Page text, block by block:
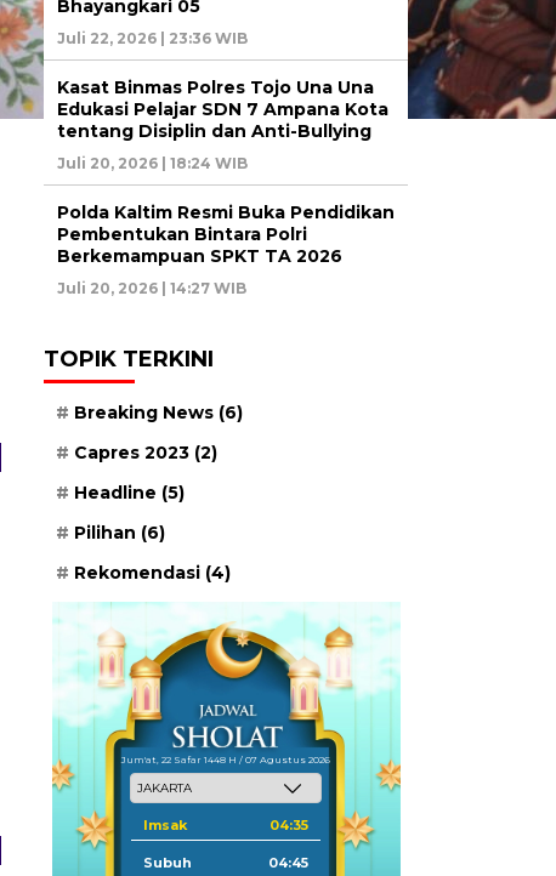
Bhayangkari 05
Juli 22, 2026 | 23:36 WIB
Kasat Binmas Polres Tojo Una Una
Edukasi Pelajar SDN 7 Ampana Kota
tentang Disiplin dan Anti-Bullying
Juli 20, 2026 | 18:24 WIB
Polda Kaltim Resmi Buka Pendidikan
Pembentukan Bintara Polri
Berkemampuan SPKT TA 2026
Juli 20, 2026 | 14:27 WIB
TOPIK TERKINI
Breaking News (6)
Capres 2023 (2)
Headline (5)
Pilihan (6)
Rekomendasi (4)
Jum'at, 22 Safar 1448 H / 07 Agustus 2026
Imsak 04:35
Subuh 04:45